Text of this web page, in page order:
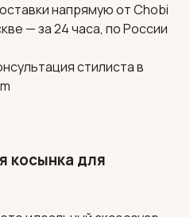
напрямую от Chobi
— за 24 часа, по России
стилиста в
косынка для